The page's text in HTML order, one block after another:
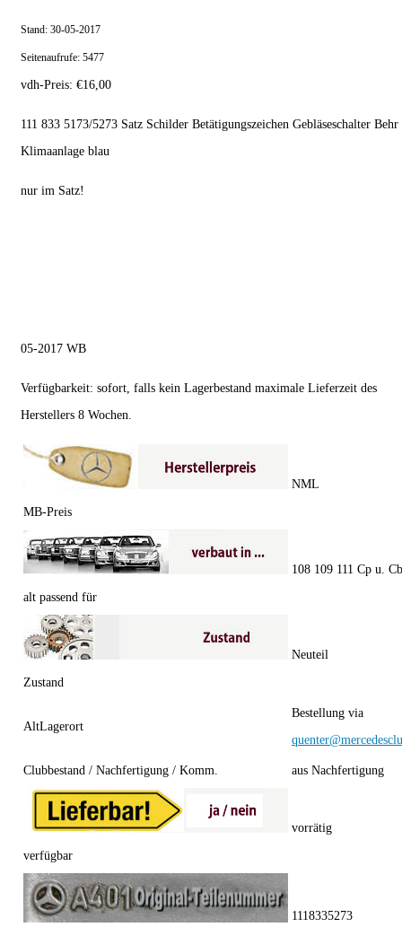
Stand: 30-05-2017
Seitenaufrufe: 5477
vdh-Preis: €16,00
111 833 5173/5273 Satz Schilder Betätigungszeichen Gebläseschalter Behr
Klimaanlage blau
nur im Satz!
05-2017 WB
Verfügbarkeit: sofort, falls kein Lagerbestand maximale Lieferzeit des
Herstellers 8 Wochen.
MB-Preis
NML
alt passend für
108 109 111 Cp u. Cb
Zustand
Neuteil
AltLagerort
Bestellung via
Clubbestand / Nachfertigung / Komm. aus Nachfertigung
verfügbar
vorrätig
1118335273